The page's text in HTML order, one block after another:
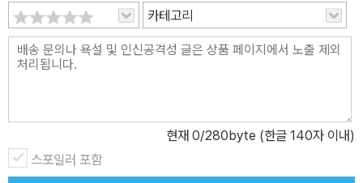
카테고리
현재 0/280byte (한글 140자 이내)
스포일러 포함